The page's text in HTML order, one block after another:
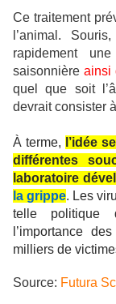
Ce traitement
l’animal.
rapidement
saisonnièreainsi
quel que soit
devrait consister
À terme, l’idée
différentes
laboratoire
la grippe. Les
telle politique
l’importance
milliers de
Source: Futura